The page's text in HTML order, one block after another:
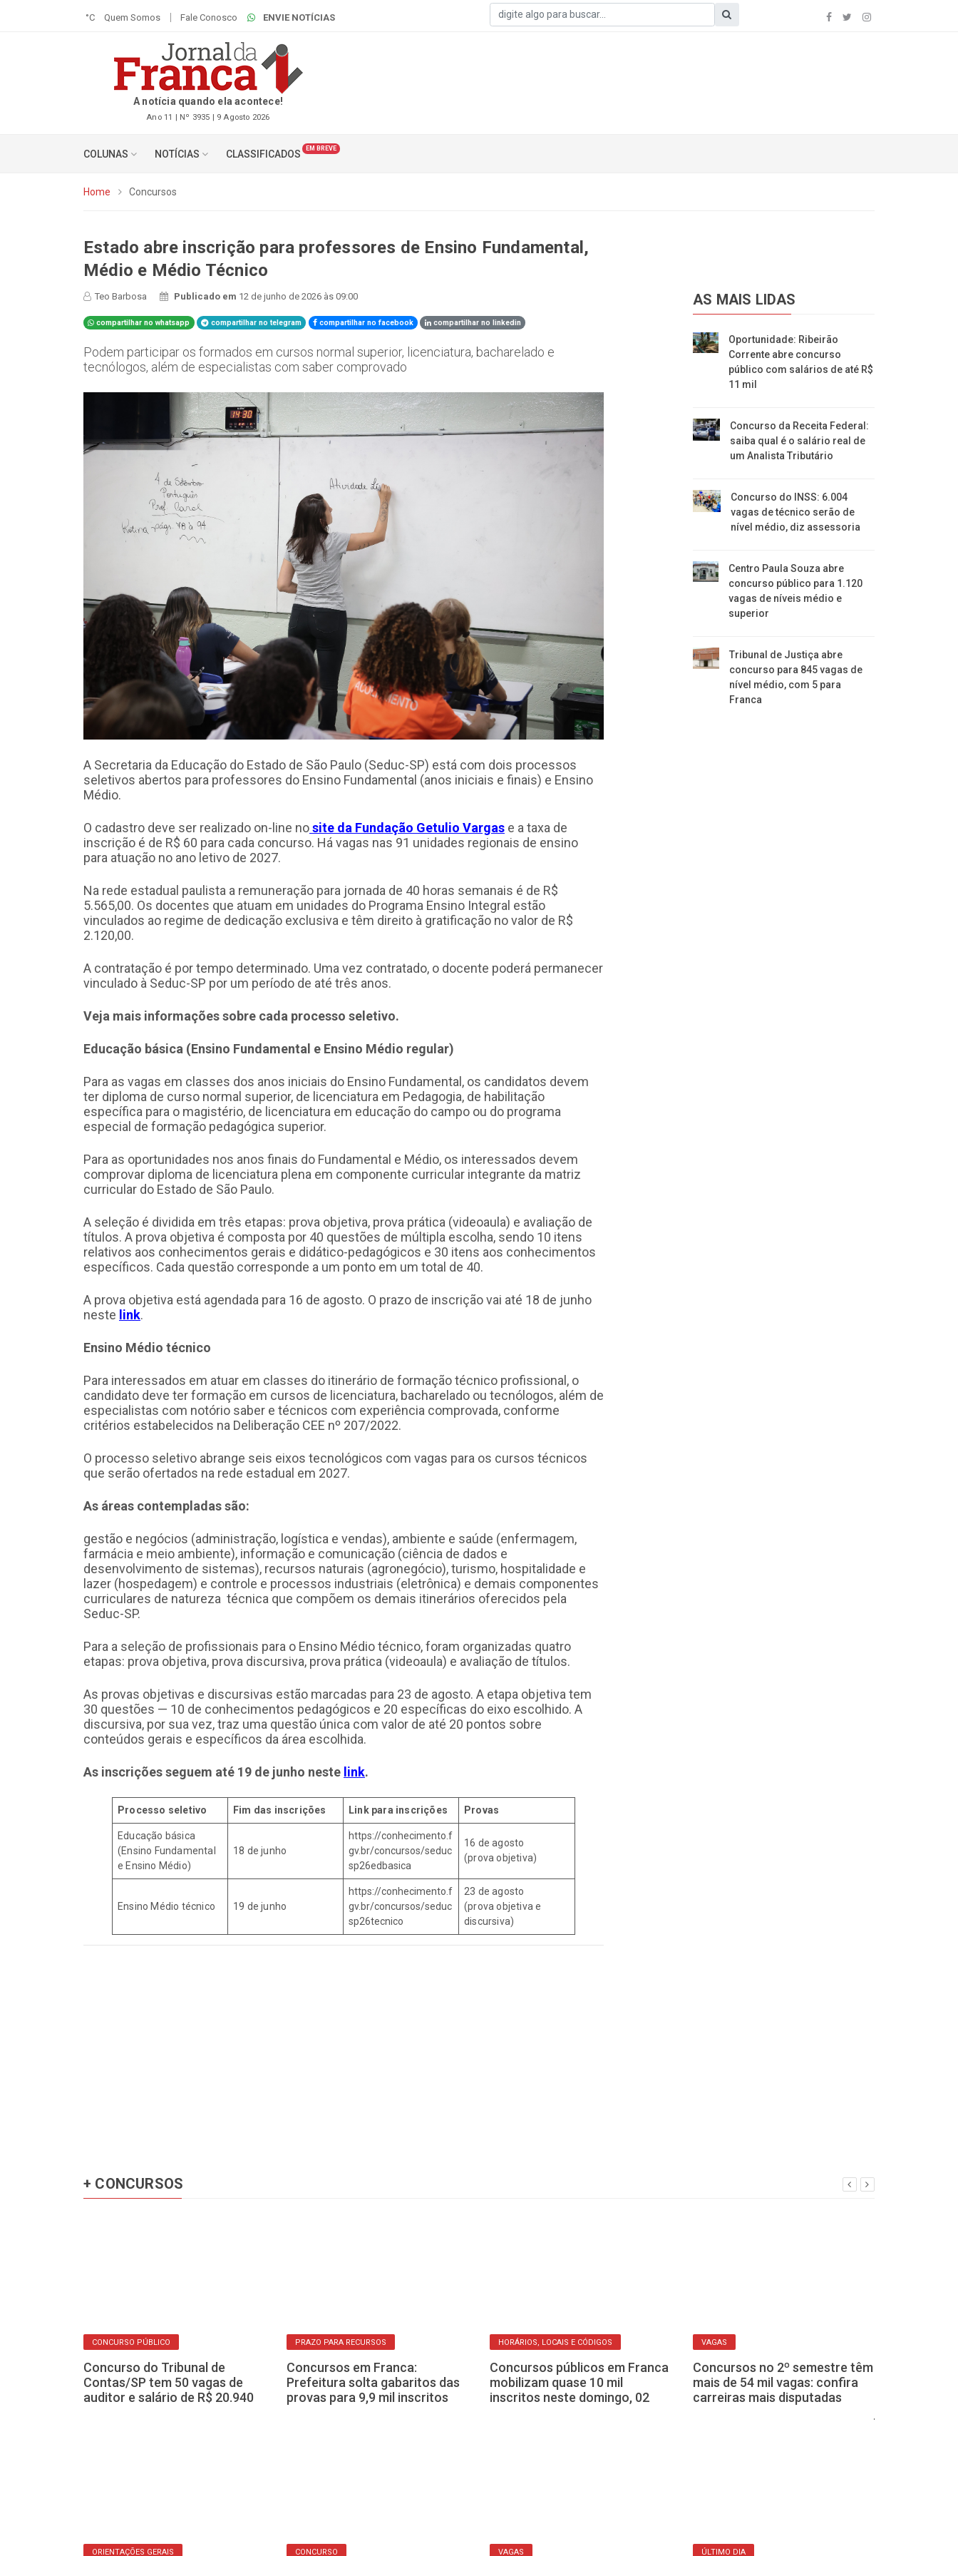
°C Quem Somos Fale Conosco ENVIE NOTÍCIAS
A notícia quando ela acontece!
Ano 11 | Nº 3935 | 9 Agosto 2026
COLUNAS NOTÍCIAS CLASSIFICADOS EM BREVE
Home Concursos
Estado abre inscrição para professores de Ensino Fundamental,
Médio e Médio Técnico
Teo Barbosa Publicado em 12 de junho de 2026 às 09:00
compartilhar no whatsapp compartilhar no telegram compartilhar no facebook compartilhar no linkedin
Podem participar os formados em cursos normal superior, licenciatura, bacharelado e
tecnólogos, além de especialistas com saber comprovado
A Secretaria da Educação do Estado de São Paulo (Seduc-SP) está com dois processos
seletivos abertos para professores do Ensino Fundamental (anos iniciais e finais) e Ensino
Médio.
O cadastro deve ser realizado on-line nosite da Fundação Getulio Vargas e a taxa de
inscrição é de R$ 60 para cada concurso. Há vagas nas 91 unidades regionais de ensino
para atuação no ano letivo de 2027.
Na rede estadual paulista a remuneração para jornada de 40 horas semanais é de R$
5.565,00. Os docentes que atuam em unidades do Programa Ensino Integral estão
vinculados ao regime de dedicação exclusiva e têm direito à gratificação no valor de R$
2.120,00.
A contratação é por tempo determinado. Uma vez contratado, o docente poderá permanecer
vinculado à Seduc-SP por um período de até três anos.
Veja mais informações sobre cada processo seletivo.
Educação básica (Ensino Fundamental e Ensino Médio regular)
Para as vagas em classes dos anos iniciais do Ensino Fundamental, os candidatos devem
ter diploma de curso normal superior, de licenciatura em Pedagogia, de habilitação
específica para o magistério, de licenciatura em educação do campo ou do programa
especial de formação pedagógica superior.
Para as oportunidades nos anos finais do Fundamental e Médio, os interessados devem
comprovar diploma de licenciatura plena em componente curricular integrante da matriz
curricular do Estado de São Paulo.
A seleção é dividida em três etapas: prova objetiva, prova prática (videoaula) e avaliação de
títulos. A prova objetiva é composta por 40 questões de múltipla escolha, sendo 10 itens
relativos aos conhecimentos gerais e didático-pedagógicos e 30 itens aos conhecimentos
específicos. Cada questão corresponde a um ponto em um total de 40.
A prova objetiva está agendada para 16 de agosto. O prazo de inscrição vai até 18 de junho
neste link.
Ensino Médio técnico
Para interessados em atuar em classes do itinerário de formação técnico profissional, o
candidato deve ter formação em cursos de licenciatura, bacharelado ou tecnólogos, além de
especialistas com notório saber e técnicos com experiência comprovada, conforme
critérios estabelecidos na Deliberação CEE nº 207/2022.
O processo seletivo abrange seis eixos tecnológicos com vagas para os cursos técnicos
que serão ofertados na rede estadual em 2027.
As áreas contempladas são:
gestão e negócios (administração, logística e vendas), ambiente e saúde (enfermagem,
farmácia e meio ambiente), informação e comunicação (ciência de dados e
desenvolvimento de sistemas), recursos naturais (agronegócio), turismo, hospitalidade e
lazer (hospedagem) e controle e processos industriais (eletrônica) e demais componentes
curriculares de natureza técnica que compõem os demais itinerários oferecidos pela
Seduc-SP.
Para a seleção de profissionais para o Ensino Médio técnico, foram organizadas quatro
etapas: prova objetiva, prova discursiva, prova prática (videoaula) e avaliação de títulos.
As provas objetivas e discursivas estão marcadas para 23 de agosto. A etapa objetiva tem
30 questões — 10 de conhecimentos pedagógicos e 20 específicas do eixo escolhido. A
discursiva, por sua vez, traz uma questão única com valor de até 20 pontos sobre
conteúdos gerais e específicos da área escolhida.
As inscrições seguem até 19 de junho neste link.
Processo seletivo Fim das inscrições Link para inscrições Provas
Educação básica
(Ensino Fundamental
e Ensino Médio)
18 de junho
https://conhecimento.f
gv.br/concursos/seduc
sp26edbasica
16 de agosto
(prova objetiva)
Ensino Médio técnico 19 de junho
https://conhecimento.f
gv.br/concursos/seduc
sp26tecnico
23 de agosto
(prova objetiva e
discursiva)
AS MAIS LIDAS
Oportunidade: Ribeirão
Corrente abre concurso
público com salários de até R$
11 mil
Concurso da Receita Federal:
saiba qual é o salário real de
um Analista Tributário
Concurso do INSS: 6.004
vagas de técnico serão de
nível médio, diz assessoria
Centro Paula Souza abre
concurso público para 1.120
vagas de níveis médio e
superior
Tribunal de Justiça abre
concurso para 845 vagas de
nível médio, com 5 para
Franca
+ CONCURSOS
CONCURSO PÚBLICO
Concurso do Tribunal de
Contas/SP tem 50 vagas de
auditor e salário de R$ 20.940
PRAZO PARA RECURSOS
Concursos em Franca:
Prefeitura solta gabaritos das
provas para 9,9 mil inscritos
HORÁRIOS, LOCAIS E CÓDIGOS
Concursos públicos em Franca
mobilizam quase 10 mil
inscritos neste domingo, 02
VAGAS
Concursos no 2º semestre têm
mais de 54 mil vagas: confira
carreiras mais disputadas
ORIENTAÇÕES GERAIS CONCURSO VAGAS ÚLTIMO DIA